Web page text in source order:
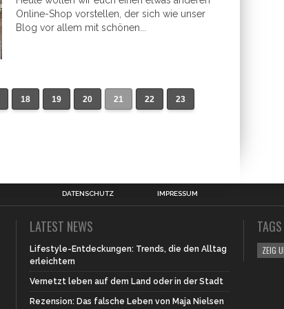
Online-Shop vorstellen, der sich wie unser
Blog vor allem mit schönen...
18 19 20 21 22 23
DATENSCHUTZ IMPRESSUM
LATEST NEWS
Lifestyle-Entdeckungen: Trends, die den Alltag
erleichtern
Vernetzt leben auf dem Land oder in der Stadt
Rezension: Das falsche Leben von Maja Nielsen
TAGS
ZEIG